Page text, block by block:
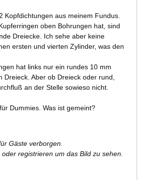
Kopfdichtungen aus meinem Fundus.
oben Bohrungen hat, sind
Dreiecke. Ich sehe aber keine
ersten und vierten Zylinder, was den
hat links nur ein rundes 10 mm
Dreieck. Aber ob Dreieck oder rund,
an der Stelle sowieso nicht.
Dummies. Was ist gemeint?
Gäste verborgen.
registrieren um das Bild zu sehen.